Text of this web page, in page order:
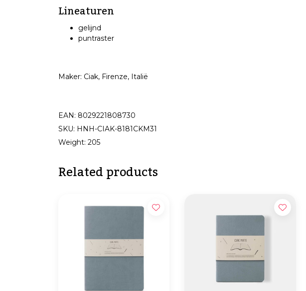
Lineaturen
gelijnd
puntraster
Maker: Ciak, Firenze, Italië
EAN: 8029221808730
SKU: HNH-CIAK-8181CKM31
Weight: 205
Related products